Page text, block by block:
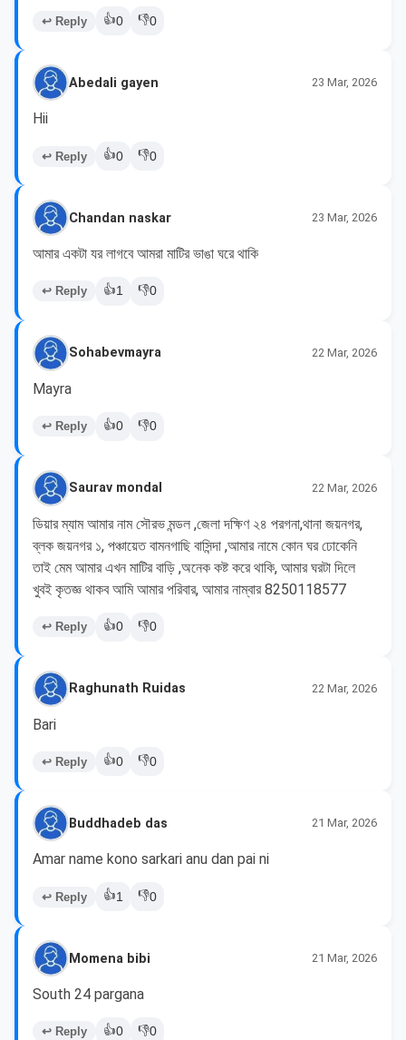
↩ Reply 👍0 👎0
Abedali gayen 23 Mar, 2026
Hii
↩ Reply 👍0 👎0
Chandan naskar 23 Mar, 2026
↩ Reply 👍1 👎0
Sohabevmayra 22 Mar, 2026
Mayra
↩ Reply 👍0 👎0
Saurav mondal 22 Mar, 2026
ডিয়ার ম্যাম আমার নাম সৌরভ মন্ডল ,জেলা দক্ষিণ ২৪ পরগনা,থানা জয়নগর,
ব্লক জয়নগর ১, পঞ্চায়েত বামনগাছি বাসিন্দা ,আমার নামে কোন ঘর ঢোকেনি
তাই মেম আমার এখন মাটির বাড়ি ,অনেক কষ্ট করে থাকি, আমার ঘরটা দিলে
খুবই কৃতজ্ঞ থাকব আমি আমার পরিবার, আমার নাম্বার 8250118577
↩ Reply 👍0 👎0
Raghunath Ruidas 22 Mar, 2026
Bari
↩ Reply 👍0 👎0
Buddhadeb das 21 Mar, 2026
Amar name kono sarkari anu dan pai ni
↩ Reply 👍1 👎0
Momena bibi 21 Mar, 2026
South 24 pargana
↩ Reply 👍0 👎0